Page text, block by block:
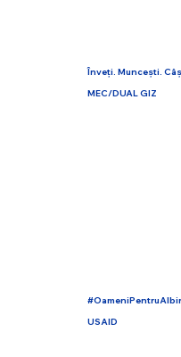
Înveți. Muncești.
MEC/DUAL GIZ
USAID